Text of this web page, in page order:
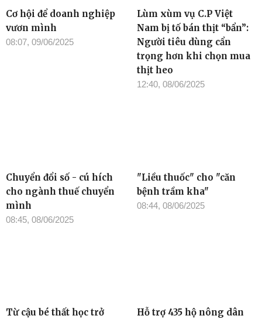
Cơ hội để doanh nghiệp
vươn mình
08:07, 09/06/2025
Lùm xùm vụ C.P Việt
Nam bị tố bán thịt “bẩn”:
Người tiêu dùng cẩn
trọng hơn khi chọn mua
thịt heo
12:40, 08/06/2025
Chuyển đổi số - cú hích
cho ngành thuế chuyển
mình
08:45, 08/06/2025
"Liều thuốc" cho "căn
bệnh trầm kha"
08:44, 08/06/2025
Từ cậu bé thất học trở
Hỗ trợ 435 hộ nông dân